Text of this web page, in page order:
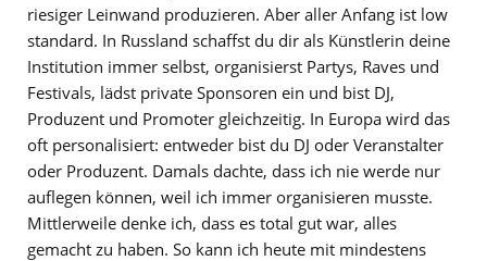
riesiger Leinwand produzieren. Aber aller Anfang ist low
standard. In Russland schaffst du dir als Künstlerin deine
Institution immer selbst, organisierst Partys, Raves und
Festivals, lädst private Sponsoren ein und bist DJ,
Produzent und Promoter gleichzeitig. In Europa wird das
oft personalisiert: entweder bist du DJ oder Veranstalter
oder Produzent. Damals dachte, dass ich nie werde nur
auflegen können, weil ich immer organisieren musste.
Mittlerweile denke ich, dass es total gut war, alles
gemacht zu haben. So kann ich heute mit mindestens